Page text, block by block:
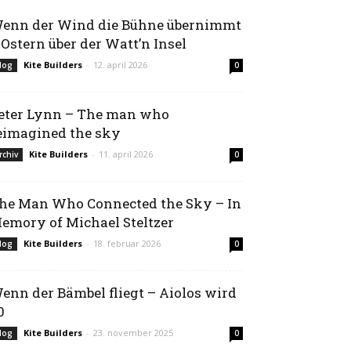
der Wind die Bühne übernimmt
über der Watt’n Insel
Kite Builders - 12. april 2026 0
Lynn – The man who
the sky
Kite Builders - 11. april 2026 0
Man Who Connected the Sky – In
of Michael Steltzer
Kite Builders - 18. februar 2026 0
der Bämbel fliegt – Aiolos wird
Kite Builders - 23. november 2025 0